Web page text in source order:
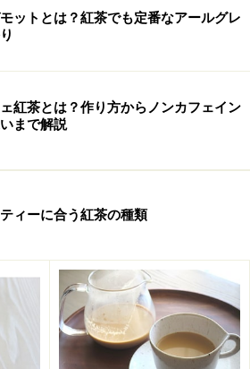
ットとは？紅茶でも定番なアールグレ
紅茶とは？作り方からノンカフェイン
まで解説
ィーに合う紅茶の種類